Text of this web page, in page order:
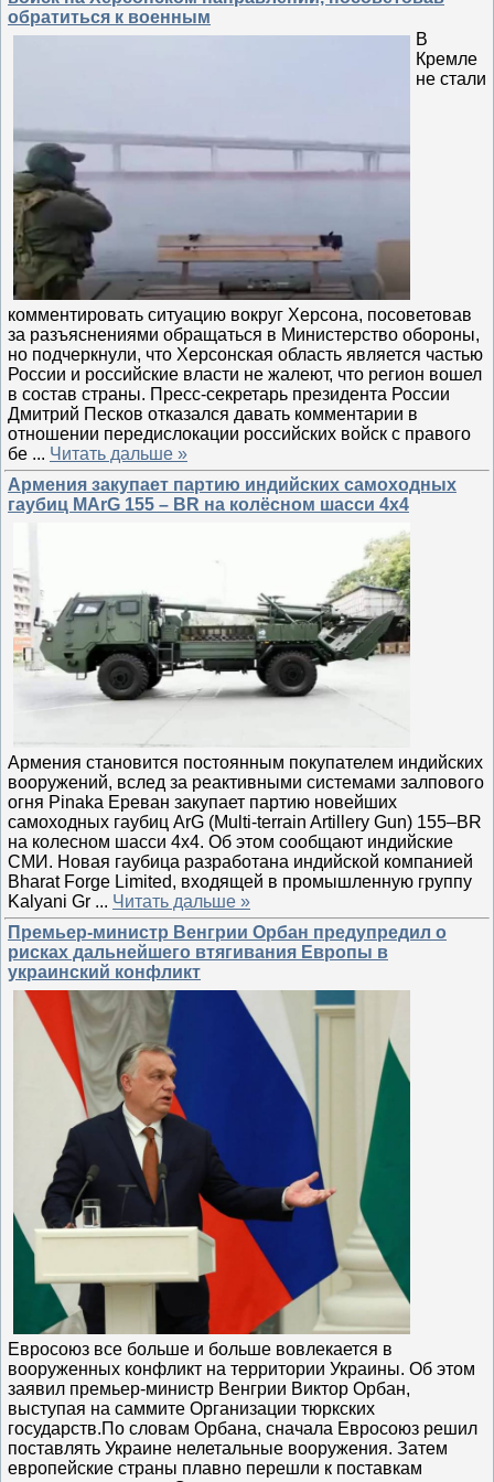
обратиться к военным
В
Кремле
не стали
комментировать ситуацию вокруг Херсона, посоветовав
за разъяснениями обращаться в Министерство обороны,
но подчеркнули, что Херсонская область является частью
России и российские власти не жалеют, что регион вошел
в состав страны. Пресс-секретарь президента России
Дмитрий Песков отказался давать комментарии в
отношении передислокации российских войск с правого
бе ... Читать дальше »
Армения закупает партию индийских самоходных
гаубиц MArG 155 – BR на колёсном шасси 4х4
Армения становится постоянным покупателем индийских
вооружений, вслед за реактивными системами залпового
огня ​​​​​Pinaka Ереван закупает партию новейших
самоходных гаубиц ArG (Multi-terrain Artillery Gun) 155–BR
на колесном шасси 4х4. Об этом сообщают индийские
СМИ. Новая гаубица разработана индийской компанией
Bharat Forge Limited, входящей в промышленную группу
Kalyani Gr ... Читать дальше »
Премьер-министр Венгрии Орбан предупредил о
рисках дальнейшего втягивания Европы в
украинский конфликт
Евросоюз все больше и больше вовлекается в
вооруженных конфликт на территории Украины. Об этом
заявил премьер-министр Венгрии Виктор Орбан,
выступая на саммите Организации тюркских
государств.По словам Орбана, сначала Евросоюз решил
поставлять Украине нелетальные вооружения. Затем
европейские страны плавно перешли к поставкам